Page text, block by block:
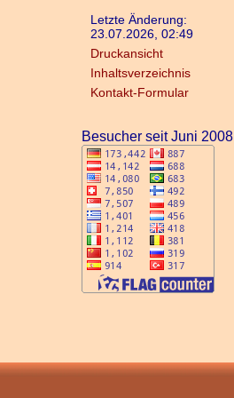
Letzte Änderung:
23.07.2026, 02:49
Druckansicht
Inhaltsverzeichnis
Kontakt-Formular
Besucher seit Juni 2008